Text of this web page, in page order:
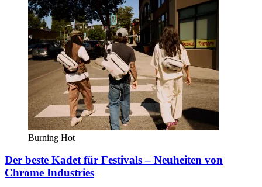
Burning Hot
Der beste Kadet für Festivals – Neuheiten von
Chrome Industries